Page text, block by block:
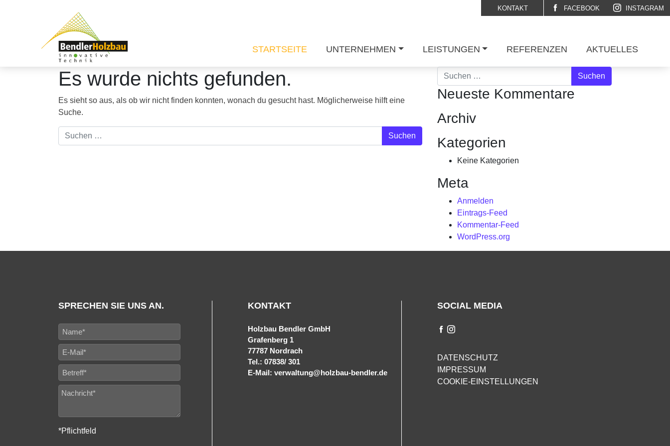
KONTAKT FACEBOOK INSTAGRAM
STARTSEITE UNTERNEHMEN LEISTUNGEN REFERENZEN AKTUELLES
Es wurde nichts gefunden.
Es sieht so aus, als ob wir nicht finden konnten, wonach du gesucht hast. Möglicherweise hilft eine
Suche.
Suche nach:
Suche nach:
Neueste Kommentare
Archiv
Kategorien
Keine Kategorien
Meta
Anmelden
Eintrags-Feed
Kommentar-Feed
WordPress.org
SPRECHEN SIE UNS AN.
*Pflichtfeld
KONTAKT
Holzbau Bendler GmbH
Grafenberg 1
77787 Nordrach
Tel.: 07838/ 301
E-Mail: verwaltung@holzbau-bendler.de
SOCIAL MEDIA
DATENSCHUTZ
IMPRESSUM
COOKIE-EINSTELLUNGEN